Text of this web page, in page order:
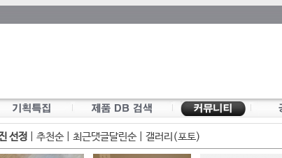
선정 추천순| 최근댓글달린순| 갤러리(포토)